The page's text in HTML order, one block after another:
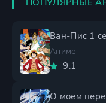
ПОПУЛЯРНЫЕ
Ван-Пис 1
Аниме
9.1
О моем